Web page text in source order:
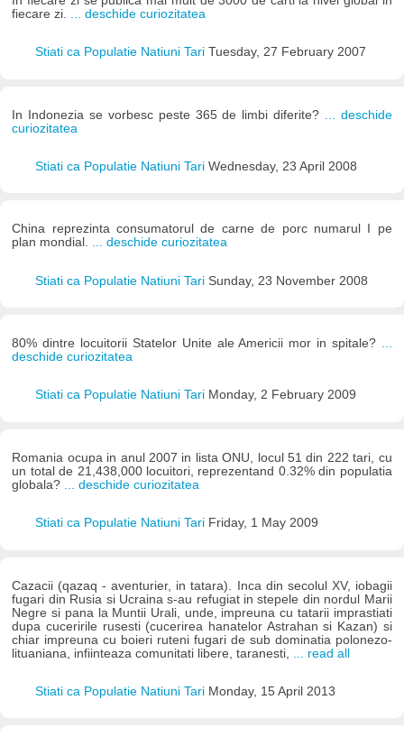
fiecare zi.
... deschide curiozitatea
Stiati ca Populatie Natiuni Tari Tuesday, 27 February 2007
In Indonezia se vorbesc peste 365 de limbi diferite?
... deschide
curiozitatea
Stiati ca Populatie Natiuni Tari Wednesday, 23 April 2008
China reprezinta consumatorul de carne de porc numarul I pe
plan mondial. ... deschide curiozitatea
Stiati ca Populatie Natiuni Tari Sunday, 23 November 2008
80% dintre locuitorii Statelor Unite ale Americii mor in spitale? ...
deschide curiozitatea
Stiati ca Populatie Natiuni Tari Monday, 2 February 2009
Romania ocupa in anul 2007 in lista ONU, locul 51 din 222 tari, cu
un total de 21,438,000 locuitori, reprezentand 0.32% din populatia
globala?
... deschide curiozitatea
Stiati ca Populatie Natiuni Tari Friday, 1 May 2009
Cazacii (qazaq - aventurier, in tatara). Inca din secolul XV, iobagii
fugari din Rusia si Ucraina s-au refugiat in stepele din nordul Marii
Negre si pana la Muntii Urali, unde, impreuna cu tatarii imprastiati
dupa cuceririle rusesti (cucerirea hanatelor Astrahan si Kazan) si
chiar impreuna cu boieri ruteni fugari de sub dominatia polonezo-
lituaniana, infiinteaza comunitati libere, taranesti,
... read all
Stiati ca Populatie Natiuni Tari Monday, 15 April 2013